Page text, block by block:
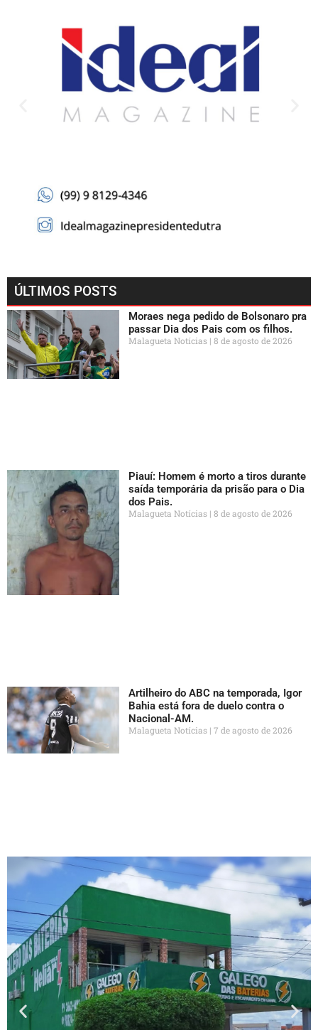
ÚLTIMOS POSTS
Moraes nega pedido de Bolsonaro pra
passar Dia dos Pais com os filhos.
Malagueta Notícias 8 de agosto de 2026
Piauí: Homem é morto a tiros durante
saída temporária da prisão para o Dia
dos Pais.
Malagueta Notícias 8 de agosto de 2026
Artilheiro do ABC na temporada, Igor
Bahia está fora de duelo contra o
Nacional-AM.
Malagueta Notícias 7 de agosto de 2026